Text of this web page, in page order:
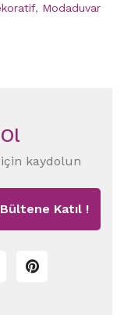
, Modaduvar
kaydolun
Bültene Katıl !